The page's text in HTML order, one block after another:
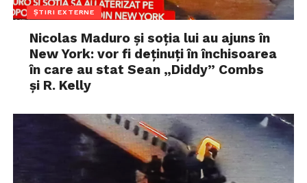
ȘTIRI EXTERNE
Nicolas Maduro și soția lui au ajuns în
New York: vor fi deținuți în închisoarea
în care au stat Sean „Diddy” Combs
și R. Kelly